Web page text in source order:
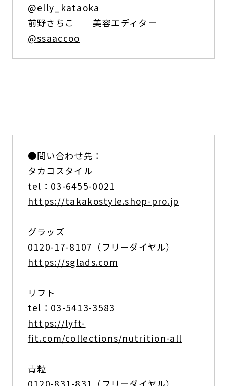
@elly_kataoka
前野さちこ 美容エディター
@ssaaccoo
●問い合わせ先：
タカコスタイル
tel：03-6455-0021
https://takakostyle.shop-pro.jp
グラッズ
0120-17-8107（フリーダイヤル）
https://sglads.com
リフト
tel：03-5413-3583
https://lyft-
fit.com/collections/nutrition-all
青粒